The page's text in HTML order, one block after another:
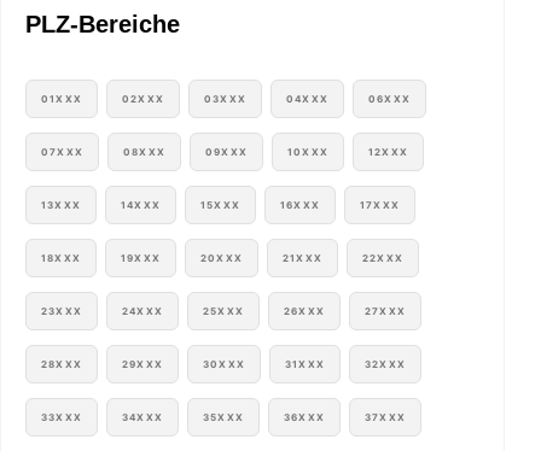
PLZ-Bereiche
01XXX 02XXX 03XXX 04XXX 06XXX
07XXX 08XXX 09XXX 10XXX 12XXX
13XXX 14XXX 15XXX 16XXX 17XXX
18XXX 19XXX 20XXX 21XXX 22XXX
23XXX 24XXX 25XXX 26XXX 27XXX
28XXX 29XXX 30XXX 31XXX 32XXX
33XXX 34XXX 35XXX 36XXX 37XXX